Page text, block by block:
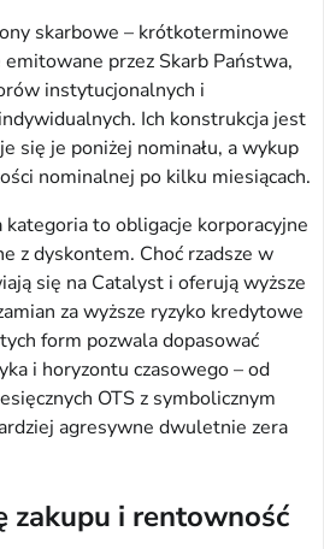
skarbowe – krótkoterminowe
przez Skarb Państwa,
instytucjonalnych i
Ich konstrukcja jest
się je poniżej nominału, a wykup
nominalnej po kilku miesiącach.
to obligacje korporacyjne
z dyskontem. Choć rzadsze w
się na Catalyst i oferują wyższe
za wyższe ryzyko kredytowe
form pozwala dopasować
i horyzontu czasowego – od
OTS z symbolicznym
agresywne dwuletnie zera
zakupu i rentowność